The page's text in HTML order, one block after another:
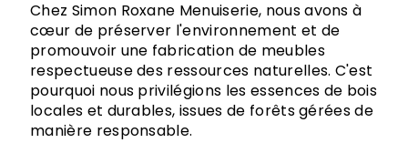
Chez Simon Roxane Menuiserie, nous avons à
cœur de préserver l'environnement et de
promouvoir une fabrication de meubles
respectueuse des ressources naturelles. C'est
pourquoi nous privilégions les essences de bois
locales et durables, issues de forêts gérées de
manière responsable.